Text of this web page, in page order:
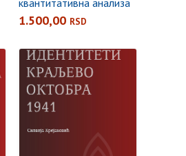
холокауста у окупираној
Србији
1.500,00 RSD